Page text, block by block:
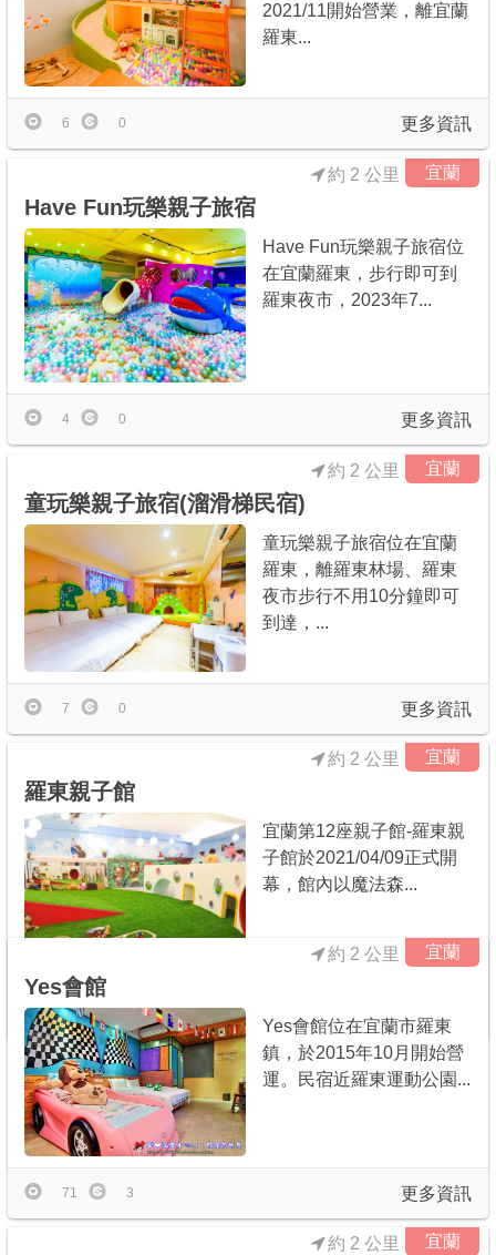
2021/11開始營業，離宜蘭
羅東...
更多資訊
6 0
宜蘭
Have Fun玩樂親子旅宿
約 2 公里
Have Fun玩樂親子旅宿位
在宜蘭羅東，步行即可到
羅東夜市，2023年7...
更多資訊
4 0
宜蘭
童玩樂親子旅宿(溜滑梯民宿)
約 2 公里
童玩樂親子旅宿位在宜蘭
羅東，離羅東林場、羅東
夜市步行不用10分鐘即可
到達，...
更多資訊
7 0
宜蘭
羅東親子館
約 2 公里
宜蘭第12座親子館-羅東親
子館於2021/04/09正式開
幕，館內以魔法森...
更多資訊
2
宜蘭
Yes會館
約 2 公里
Yes會館位在宜蘭市羅東
鎮，於2015年10月開始營
運。民宿近羅東運動公園...
更多資訊
71 3
宜蘭
約 2 公里